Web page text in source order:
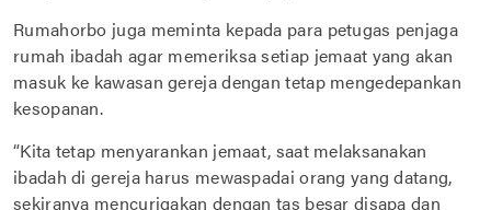
Rumahorbo juga meminta kepada para petugas penjaga
rumah ibadah agar memeriksa setiap jemaat yang akan
masuk ke kawasan gereja dengan tetap mengedepankan
kesopanan.
“Kita tetap menyarankan jemaat, saat melaksanakan
ibadah di gereja harus mewaspadai orang yang datang,
sekiranya mencurigakan dengan tas besar disapa dan